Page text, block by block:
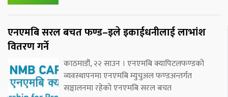
एनएमबि सरल बचत फण्ड–इले इकाईधनीलाई लाभांश
वितरण गर्ने
काठमाडौं, २२ साउन । एनएमबि क्यापिटलफण्डको
व्यवस्थापनमा एनएमबि म्युचुअल फण्डअन्तर्गत
सञ्चालनमा रहेको एनएमबि सरल बचत